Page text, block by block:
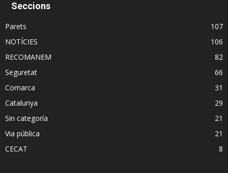
Seccions
Parets
107
NOTÍCIES
106
RECOMANEM
82
Seguretat
66
Comarca
31
Catalunya
29
Sin categoría
21
Via pública
21
CECAT
8